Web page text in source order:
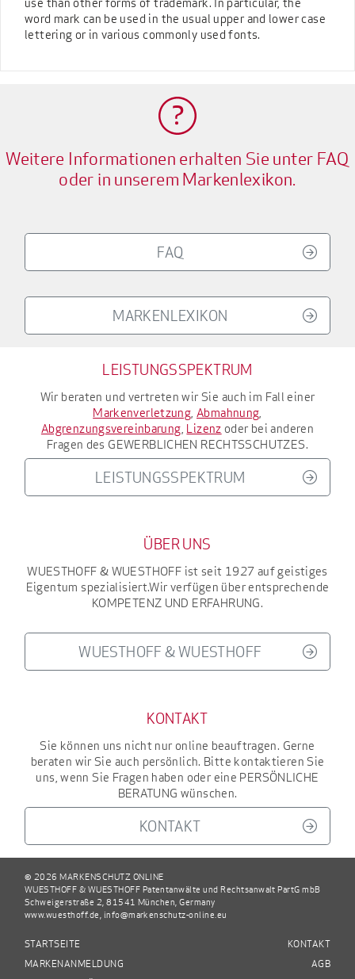
word mark can be used in the usual upper and lower case
lettering or in various commonly used fonts.
Weitere Informationen erhalten Sie unter FAQ
oder in unserem Markenlexikon.
FAQ
MARKENLEXIKON
LEISTUNGSSPEKTRUM
Wir beraten und vertreten wir Sie auch im Fall einer
Markenverletzung,Abmahnung,
Abgrenzungsvereinbarung, Lizenz oder bei anderen
Fragen des GEWERBLICHEN RECHTSSCHUTZES.
LEISTUNGSSPEKTRUM
ÜBER UNS
WUESTHOFF & WUESTHOFF ist seit 1927 auf geistiges
Eigentum spezialisiert.Wir verfügen über entsprechende
KOMPETENZ UND ERFAHRUNG.
WUESTHOFF & WUESTHOFF
KONTAKT
Sie können uns nicht nur online beauftragen. Gerne
beraten wir Sie auch persönlich. Bitte kontaktieren Sie
uns, wenn Sie Fragen haben oder eine PERSÖNLICHE
BERATUNG wünschen.
KONTAKT
© 2026 MARKENSCHUTZ ONLINE
WUESTHOFF & WUESTHOFF Patentanwälte und Rechtsanwalt PartG mbB
Schweigerstraße 2, 81541 München, Germany
www.wuesthoff.de,info@markenschutz-online.eu
STARTSEITE
MARKENANMELDUNG
KONTAKT
AGB